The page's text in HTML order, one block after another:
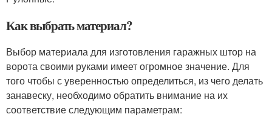
Как выбрать материал?
Выбор материала для изготовления гаражных штор на
ворота своими руками имеет огромное значение. Для
того чтобы с уверенностью определиться, из чего делать
занавеску, необходимо обратить внимание на их
соответствие следующим параметрам: